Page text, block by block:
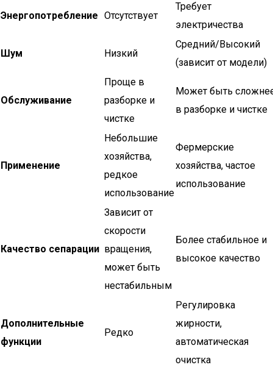
Энергопотребление Отсутствует
Требует
электричества
Шум Низкий
Средний/Высокий
(зависит от модели)
Обслуживание
Проще в
разборке и
чистке
Может быть
в разборке и чистке
Применение
Небольшие
хозяйства,
редкое
использование
Фермерские
хозяйства, частое
использование
Качество сепарации
Зависит от
скорости
вращения,
может быть
нестабильным
Более стабильное и
высокое качество
Дополнительные
функции
Редко
Регулировка
жирности,
автоматическая
очистка